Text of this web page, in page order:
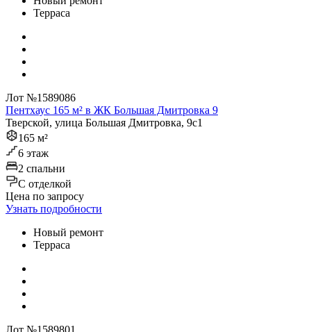
Терраса
Лот №1589086
Пентхаус 165 м² в ЖК Большая Дмитровка 9
Тверской, улица Большая Дмитровка, 9с1
165 м²
6 этаж
2 спальни
C отделкой
Цена по запросу
Узнать подробности
Новый ремонт
Терраса